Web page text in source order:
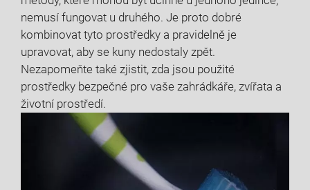
nemusí fungovat u druhého. Je proto dobré
kombinovat tyto prostředky a pravidelně je
upravovat, aby se kuny nedostaly zpět.
Nezapomeňte také zjistit, zda jsou použité
prostředky bezpečné pro vaše zahrádkáře, zvířata a
životní prostředí.